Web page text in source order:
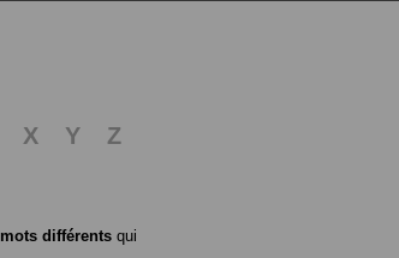
X Y
Z
mots différents qui